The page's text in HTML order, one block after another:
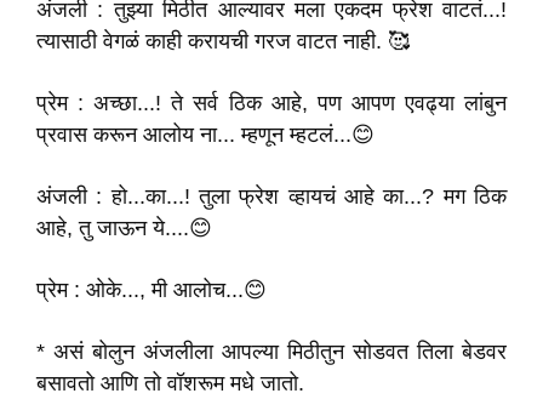
अंजली : तुझ्या मिठीत आल्यावर मला एकदम फ्रेश वाटतं...!
त्यासाठी वेगळं काही करायची गरज वाटत नाही. 🥰
प्रेम : अच्छा...! ते सर्व ठिक आहे, पण आपण एवढ्या लांबुन
प्रवास करून आलोय ना... म्हणून म्हटलं...😊
अंजली : हो...का...! तुला फ्रेश व्हायचं आहे का...? मग ठिक
आहे, तु जाऊन ये....😊
प्रेम : ओके..., मी आलोच...😊
* असं बोलुन अंजलीला आपल्या मिठीतुन सोडवत तिला बेडवर
बसावतो आणि तो वॉशरूम मधे जातो.